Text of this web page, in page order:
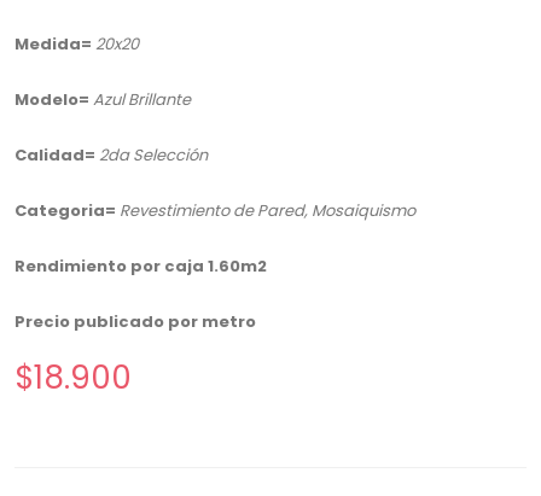
Medida= 20x20
Modelo= Azul Brillante
Calidad= 2da Selección
Categoria= Revestimiento de Pared, Mosaiquismo
Rendimiento por caja 1.60m2
Precio publicado por metro
$18.900